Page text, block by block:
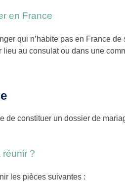
en France
qui n’habite pas en France de
au consulat ou dans une
de constituer un dossier de
?
les pièces suivantes :